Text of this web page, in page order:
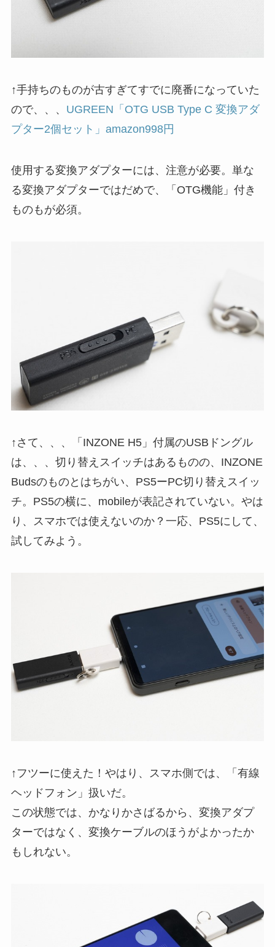
↑手持ちのものが古すぎてすでに廃番になっていた
ので、、、 UGREEN「OTG USB Type C 変換アダ
プター2個セット」amazon998円
使用する変換アダプターには、注意が必要。単な
る変換アダプターではだめで、「OTG機能」付き
ものもが必須。
↑さて、、、「INZONE H5」付属のUSBドングル
は、、、切り替えスイッチはあるものの、INZONE
Budsのものとはちがい、PS5ーPC切り替えスイッ
チ。PS5の横に、mobileが表記されていない。やは
り、スマホでは使えないのか？一応、PS5にして、
試してみよう。
↑フツーに使えた！やはり、スマホ側では、「有線
ヘッドフォン」扱いだ。
この状態では、かなりかさばるから、変換アダプ
ターではなく、変換ケーブルのほうがよかったか
もしれない。